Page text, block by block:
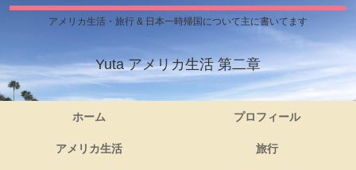
アメリカ生活・旅行 & 日本一時帰国について主に書いてます
Yuta アメリカ生活 第二章
ホーム プロフィール
アメリカ生活 旅行